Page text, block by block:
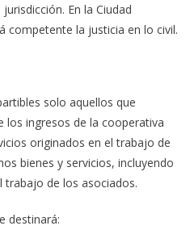
En la Ciudad
competente la justicia en lo civil.
solo aquellos que
los ingresos de la cooperativa
originados en el trabajo de
bienes y servicios, incluyendo
de los asociados.
destinará: